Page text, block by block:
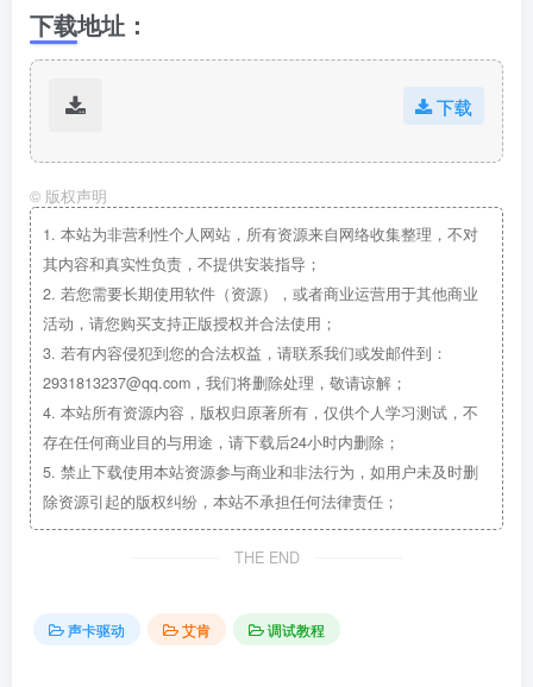
下载地址：
下载
© 版权声明
1. 本站为非营利性个人网站，所有资源来自网络收集整理，不对
其内容和真实性负责，不提供安装指导；
2. 若您需要长期使用软件（资源），或者商业运营用于其他商业
活动，请您购买支持正版授权并合法使用；
3. 若有内容侵犯到您的合法权益，请联系我们或发邮件到：
2931813237@qq.com，我们将删除处理，敬请谅解；
4. 本站所有资源内容，版权归原著所有，仅供个人学习测试，不
存在任何商业目的与用途，请下载后24小时内删除；
5. 禁止下载使用本站资源参与商业和非法行为，如用户未及时删
除资源引起的版权纠纷，本站不承担任何法律责任；
THE END
声卡驱动 艾肯 调试教程